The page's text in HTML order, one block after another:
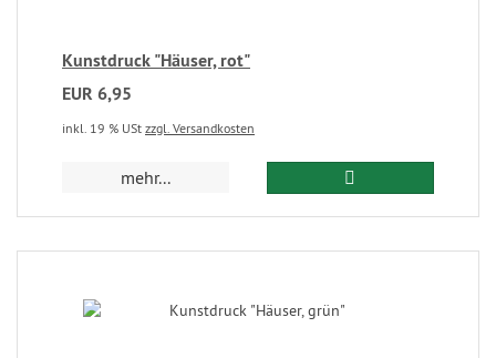
Kunstdruck "Häuser, rot"
EUR 6,95
inkl. 19 % USt zzgl. Versandkosten
mehr...